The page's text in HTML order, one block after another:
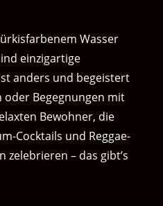
Wasser
einzigartige
anders und begeistert
Begegnungen mit
Bewohner, die
Cocktails und Reggae-
zelebrieren – das gibt’s